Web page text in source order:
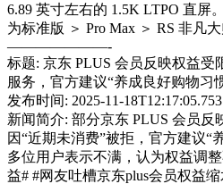
6.89 英寸左右的 1.5K LTPO 直屏
为标准版 ＞ Pro Max ＞ RS 非凡大
———————-
标题: 京东 PLUS 会员反映权益受
服务，官方建议“养成良好购物习
发布时间: 2025-11-18T12:17:05.753
新闻简介: 部分京东 PLUS 会员
因“近期未消费”被拒，官方建议“
多位用户表示不满，认为权益调
益# #网友吐槽京东plus会员权益